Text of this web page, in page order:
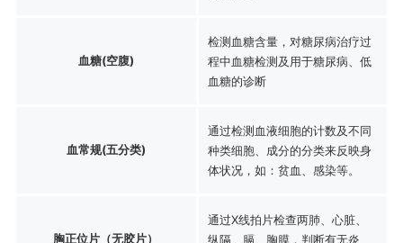
血糖(空腹)
检测血糖含量，对糖尿病治疗过
程中血糖检测及用于糖尿病、低
血糖的诊断
血常规(五分类)
通过检测血液细胞的计数及不同
种类细胞、成分的分类来反映身
体状况，如：贫血、感染等。
胸正位片（无胶片）
通过X线拍片检查两肺、心脏、
纵隔、膈、胸膜，判断有无炎